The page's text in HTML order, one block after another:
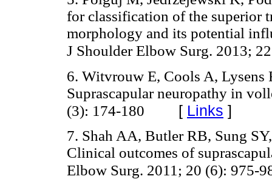
for classification of the superior
morphology and its potential
J Shoulder Elbow Surg. 2013;
6. Witvrouw E, Cools A, Lysens
Suprascapular neuropathy in
(3): 174-180 [ Links ]
7. Shah AA, Butler RB, Sung
Clinical outcomes of
Elbow Surg. 2011; 20 (6): 975-